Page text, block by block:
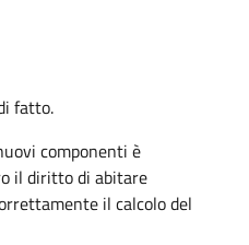
fatto.
componenti è
il diritto di abitare
il calcolo del